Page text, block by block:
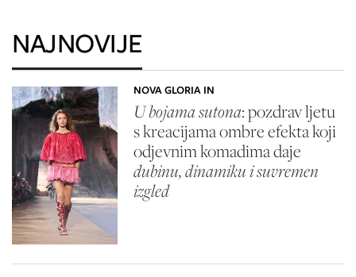
NAJNOVIJE
NOVA GLORIA IN
U bojama sutona: pozdrav ljetu
s kreacijama ombre efekta koji
odjevnim komadima daje
dubinu, dinamiku i suvremen
izgled